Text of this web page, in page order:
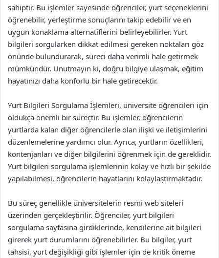
sahiptir. Bu işlemler sayesinde öğrenciler, yurt seçeneklerini
öğrenebilir, yerleştirme sonuçlarını takip edebilir ve en
uygun konaklama alternatiflerini belirleyebilirler. Yurt
bilgileri sorgularken dikkat edilmesi gereken noktaları göz
önünde bulundurarak, süreci daha verimli hale getirmek
mümkündür. Unutmayın ki, doğru bilgiye ulaşmak, eğitim
hayatınızı daha konforlu bir hale getirecektir.
Yurt Bilgileri Sorgulama İşlemleri, üniversite öğrencileri için
oldukça önemli bir süreçtir. Bu işlemler, öğrencilerin
yurtlarda kalan diğer öğrencilerle olan ilişki ve iletişimlerini
düzenlemelerine yardımcı olur. Ayrıca, yurtların özellikleri,
kontenjanları ve diğer bilgilerini öğrenmek için de gereklidir.
Yurt bilgileri sorgulama işlemlerinin kolay ve hızlı bir şekilde
yapılabilmesi, öğrencilerin hayatlarını kolaylaştırmaktadır.
Bu süreç genellikle üniversitelerin resmi web siteleri
üzerinden gerçekleştirilir. Öğrenciler, yurt bilgileri
sorgulama sayfasına girdiklerinde, kendilerine ait bilgileri
girerek yurt durumlarını öğrenebilirler. Bu bilgiler, yurt
tahsisi, yurt değişikliği gibi işlemler için de kritik öneme